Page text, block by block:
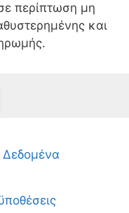
περίπτωση μη
και